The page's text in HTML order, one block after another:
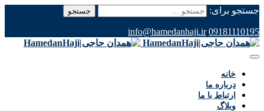
جستجو برای:
09181110195
info@hamedanhaji.ir
خانه
درباره ما
ارتباط با ما
وبلاگ